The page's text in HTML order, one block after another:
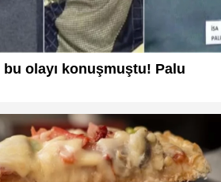
olayı konuşmuştu! Palu